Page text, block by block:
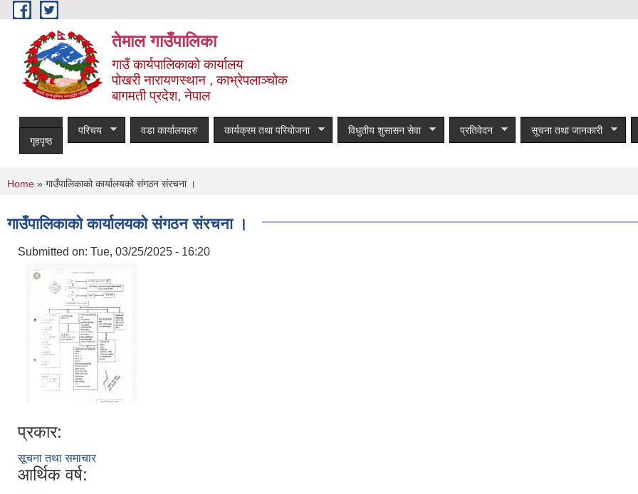
Skip to main content
तेमाल गाउँपालिका
गाउँ कार्यपालिकाको कार्यालय
पोखरी नारायणस्थान , काभ्रेपलाञ्चोक ‌‌‍‍‍‍‍‍
बागमती प्रदेश, नेपाल
गृहपृष्ठ
परिचय वडा कार्यालयहरु कार्यक्रम तथा परियोजना विधुतीय शुसासन सेवा प्रतिवेदन सूचना तथा जानकारी
You are here
Home » गाउँपालिकाको कार्यालयको संगठन संरचना ।
गाउँपालिकाको कार्यालयको संगठन संरचना ।
Submitted on: Tue, 03/25/2025 - 16:20
प्रकार:
सूचना तथा समाचार
आर्थिक वर्ष: